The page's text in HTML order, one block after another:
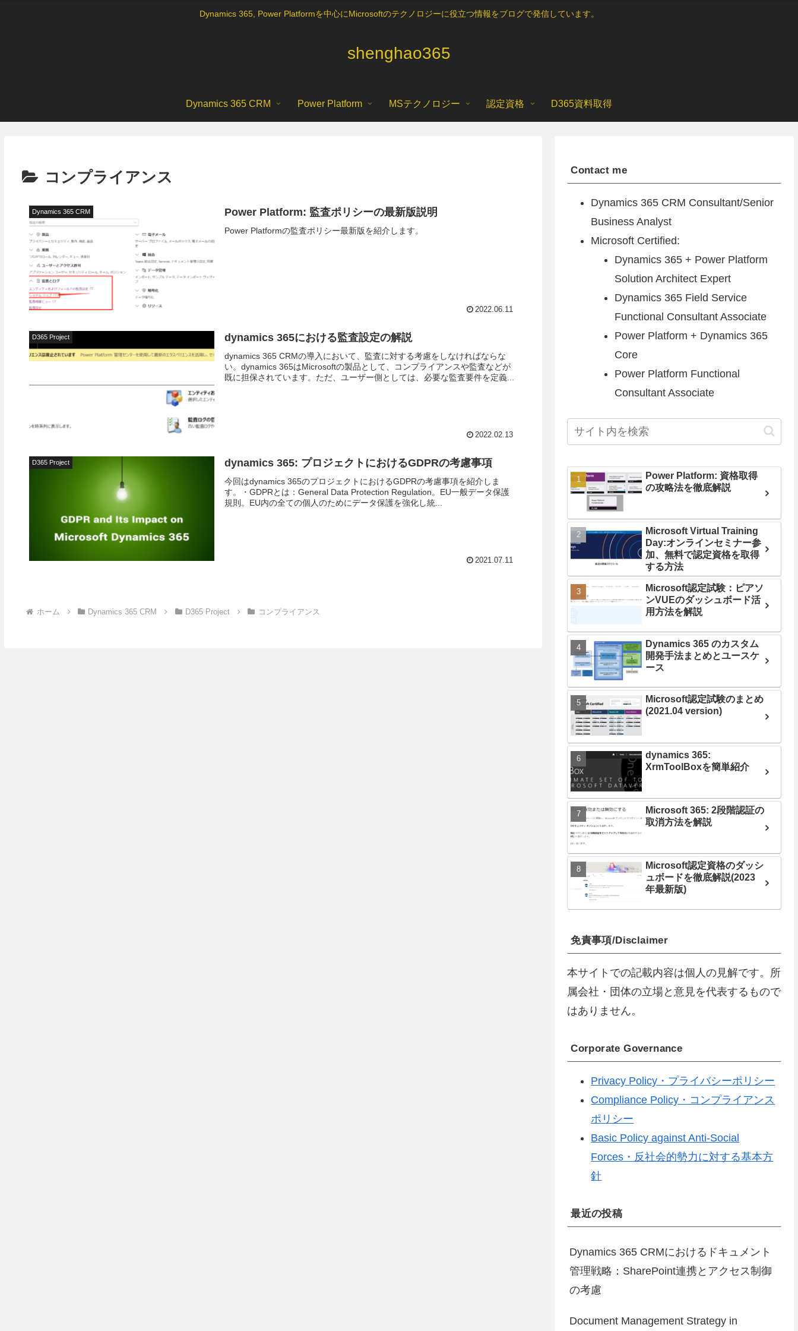
Dynamics 365, Power Platformを中心にMicrosoftのテクノロジーに役立つ情報をブログで発信しています。
shenghao365
Dynamics 365 CRM Power Platform MSテクノロジー 認定資格 D365資料取得
コンプライアンス
Dynamics 365 CRM Power Platform: 監査ポリシーの最新版説明
Power Platformの監査ポリシー最新版を紹介します。
2022.06.11
D365 Project dynamics 365における監査設定の解説
dynamics 365 CRMの導入において、監査に対する考慮をしなければならな
い。dynamics 365はMicrosoftの製品として、コンプライアンスや監査などが
既に担保されています。ただ、ユーザー側としては、必要な監査要件を定義...
2022.02.13
D365 Project dynamics 365: プロジェクトにおけるGDPRの考慮事項
今回はdynamics 365のプロジェクトにおけるGDPRの考慮事項を紹介しま
す。・GDPRとは：General Data Protection Regulation。EU一般データ保護
規則。EU内の全ての個人のためにデータ保護を強化し統...
2021.07.11
ホーム Dynamics 365 CRM D365 Project コンプライアンス
Contact me
Dynamics 365 CRM Consultant/Senior
Business Analyst
Microsoft Certified:
Dynamics 365 + Power Platform
Solution Architect Expert
Dynamics 365 Field Service
Functional Consultant Associate
Power Platform + Dynamics 365
Core
Power Platform Functional
Consultant Associate
Power Platform: 資格取得
の攻略法を徹底解説
Microsoft Virtual Training
Day:オンラインセミナー参
加、無料で認定資格を取得
する方法
Microsoft認定試験：ピアソ
ンVUEのダッシュボード活
用方法を解説
Dynamics 365 のカスタム
開発手法まとめとユースケ
ース
Microsoft認定試験のまとめ
(2021.04 version)
dynamics 365:
XrmToolBoxを簡単紹介
Microsoft 365: 2段階認証の
取消方法を解説
Microsoft認定資格のダッシ
ュボードを徹底解説(2023
年最新版)
免責事項/Disclaimer
本サイトでの記載内容は個人の見解です。所
属会社・団体の立場と意見を代表するもので
はありません。
Corporate Governance
Privacy Policy・プライバシーポリシー
Compliance Policy・コンプライアンス
ポリシー
Basic Policy against Anti-Social
Forces・反社会的勢力に対する基本方
針
最近の投稿
Dynamics 365 CRMにおけるドキュメント
管理戦略：SharePoint連携とアクセス制御
の考慮
Document Management Strategy in